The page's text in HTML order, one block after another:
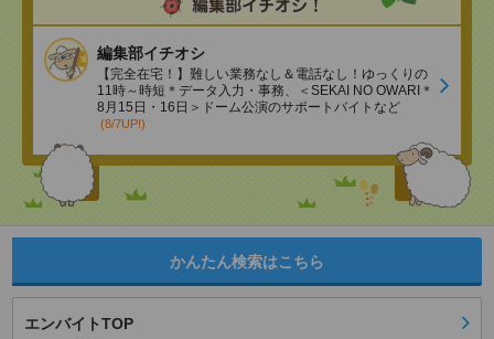
編集部イチオシ
【完全在宅！】難しい業務なし＆電話なし！ゆっくりの
11時～時短＊データ入力・事務、＜SEKAI NO OWARI＊
8月15日・16日＞ドーム公演のサポートバイトなど
(8/7UP!)
かんたん検索はこちら
エンバイトTOP